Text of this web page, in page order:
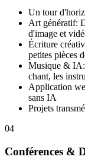
Un tour
Art génératif:
d'image et
Écriture
petites pièces
Musique & IA:
chant, les
Application
sans IA
Projets
04
Conférences &